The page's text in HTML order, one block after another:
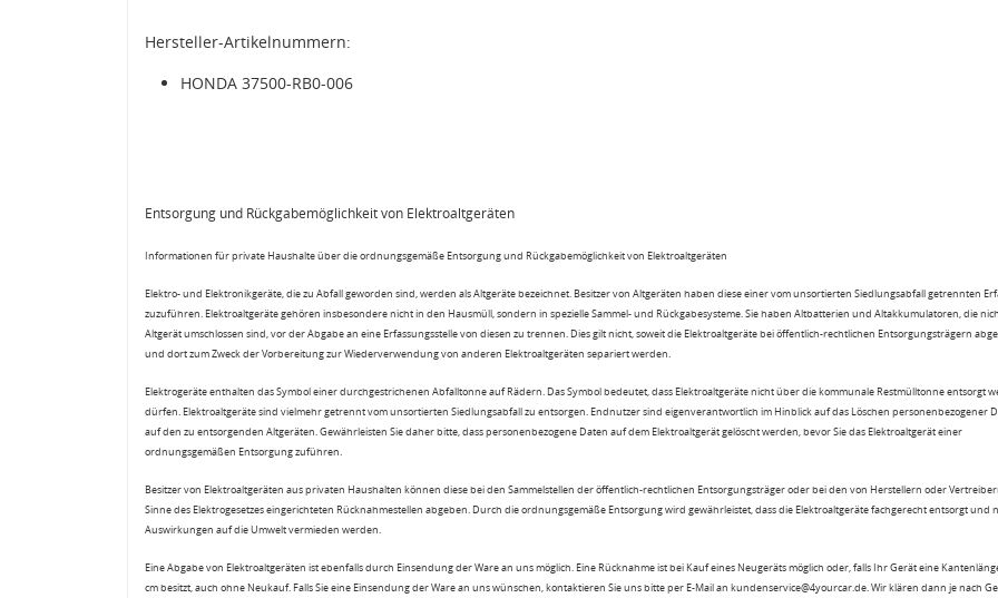
Hersteller-Artikelnummern:
HONDA 37500-RB0-006
Entsorgung und Rückgabemöglichkeit von Elektroaltgeräten
Informationen für private Haushalte über die ordnungsgemäße Entsorgung und Rückgabemöglichkeit von Elektroaltgeräten
Elektro- und Elektronikgeräte, die zu Abfall geworden sind, werden als Altgeräte bezeichnet. Besitzer von Altgeräten haben diese einer vom unsortierten Siedlungsabfall getrennten
zuzuführen. Elektroaltgeräte gehören insbesondere nicht in den Hausmüll, sondern in spezielle Sammel- und Rückgabesysteme. Sie haben Altbatterien und Altakkumulatoren, die
Altgerät umschlossen sind, vor der Abgabe an eine Erfassungsstelle von diesen zu trennen. Dies gilt nicht, soweit die Elektroaltgeräte bei öffentlich-rechtlichen Entsorgungsträgern
und dort zum Zweck der Vorbereitung zur Wiederverwendung von anderen Elektroaltgeräten separiert werden.
Elektrogeräte enthalten das Symbol einer durchgestrichenen Abfalltonne auf Rädern. Das Symbol bedeutet, dass Elektroaltgeräte nicht über die kommunale Restmülltonne entsorgt
dürfen. Elektroaltgeräte sind vielmehr getrennt vom unsortierten Siedlungsabfall zu entsorgen. Endnutzer sind eigenverantwortlich im Hinblick auf das Löschen personenbezogener
auf den zu entsorgenden Altgeräten. Gewährleisten Sie daher bitte, dass personenbezogene Daten auf dem Elektroaltgerät gelöscht werden, bevor Sie das Elektroaltgerät einer
ordnungsgemäßen Entsorgung zuführen.
Besitzer von Elektroaltgeräten aus privaten Haushalten können diese bei den Sammelstellen der öffentlich-rechtlichen Entsorgungsträger oder bei den von Herstellern oder
Sinne des Elektrogesetzes eingerichteten Rücknahmestellen abgeben. Durch die ordnungsgemäße Entsorgung wird gewährleistet, dass die Elektroaltgeräte fachgerecht entsorgt und
Auswirkungen auf die Umwelt vermieden werden.
Eine Abgabe von Elektroaltgeräten ist ebenfalls durch Einsendung der Ware an uns möglich. Eine Rücknahme ist bei Kauf eines Neugeräts möglich oder, falls Ihr Gerät eine
cm besitzt, auch ohne Neukauf. Falls Sie eine Einsendung der Ware an uns wünschen, kontaktieren Sie uns bitte per E-Mail an kundenservice@4yourcar.de. Wir klären dann je nach